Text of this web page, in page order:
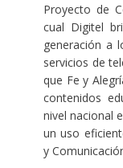
Proyecto de
cual Digitel
generación a
servicios de
que Fe y
contenidos
nivel nacional
un uso
y